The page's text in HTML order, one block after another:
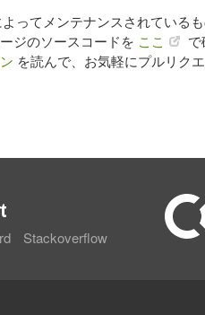
ってメンテナンスされている
ジのソースコードを ここ
で
を読んで、お気軽にプルリク
Stackoverflow